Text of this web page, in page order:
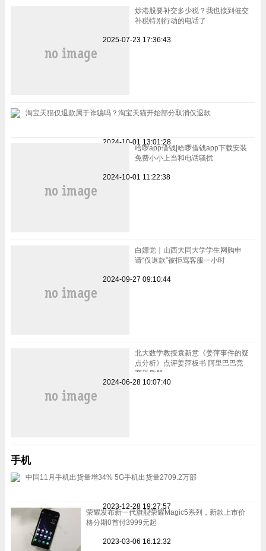
炒港股要补交多少税？我也接到催交
补税特别行动的电话了
2025-07-23 17:36:43
淘宝天猫仅退款属于诈骗吗？淘宝天猫开始部分取消仅退款
2024-10-01 13:01:28
哈啰app借钱|哈啰借钱app下载安装
免费小小上当和电话骚扰
2024-10-01 11:22:38
白嫖党｜山西大同大学学生网购申
请“仅退款”被拒骂客服一小时
2024-09-27 09:10:44
北大数学教授袁新意《姜萍事件的疑
点分析》点评姜萍板书 阿里巴巴竞
赛受质疑
2024-06-28 10:07:40
手机
中国11月手机出货量增34% 5G手机出货量2709.2万部
2023-12-28 19:27:57
荣耀发布新一代旗舰荣耀Magic5系列，新款上市价
格分期0首付3999元起
2023-03-06 16:12:32